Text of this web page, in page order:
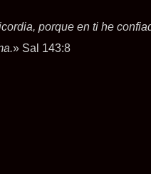
porque en ti he
» Sal 143:8